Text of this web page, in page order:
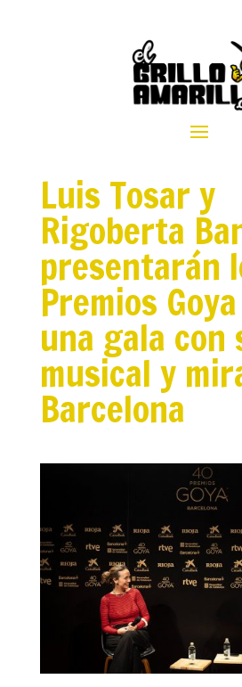
Luis Tosar y
Rigoberta
presentarán
Premios
una gala con
musical y
Barcelona